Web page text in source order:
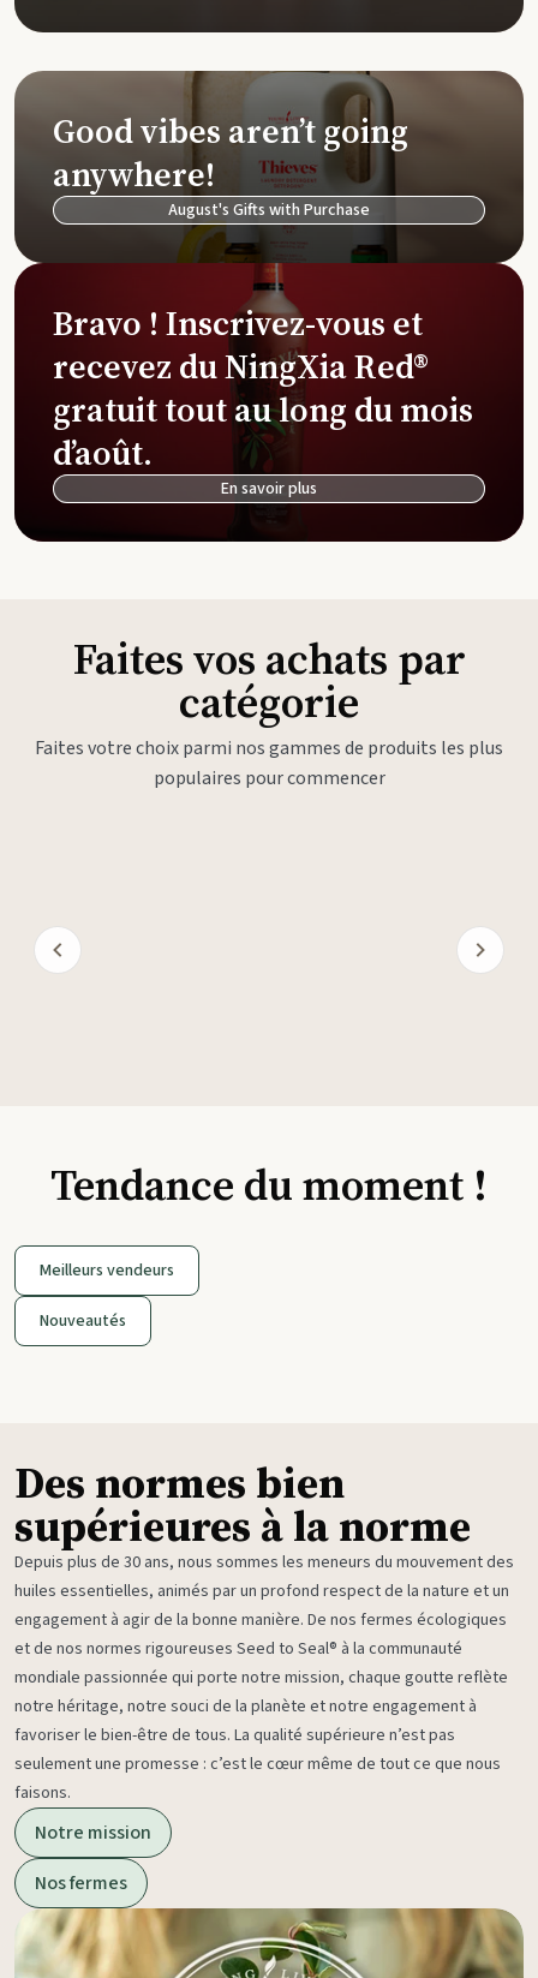
Good vibes aren’t going
anywhere!
August's Gifts with Purchase
Bravo ! Inscrivez-vous et
recevez du NingXia Red®
gratuit tout au long du mois
d’août.
En savoir plus
Faites vos achats par
catégorie
Faites votre choix parmi nos gammes de produits les plus
populaires pour commencer
Tendance du moment !
Meilleurs vendeurs
Nouveautés
Des normes bien
supérieures à la norme
Depuis plus de 30 ans, nous sommes les meneurs du mouvement des
huiles essentielles, animés par un profond respect de la nature et un
engagement à agir de la bonne manière. De nos fermes écologiques
et de nos normes rigoureuses Seed to Seal® à la communauté
mondiale passionnée qui porte notre mission, chaque goutte reflète
notre héritage, notre souci de la planète et notre engagement à
favoriser le bien-être de tous. La qualité supérieure n’est pas
seulement une promesse : c’est le cœur même de tout ce que nous
faisons.
Notre mission
Nos fermes